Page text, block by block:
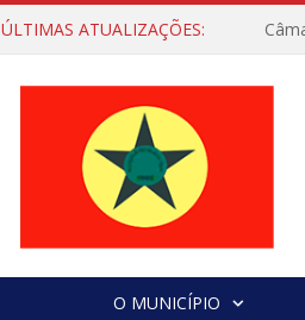
ÚLTIMAS ATUALIZAÇÕES:
O MUNICÍPIO